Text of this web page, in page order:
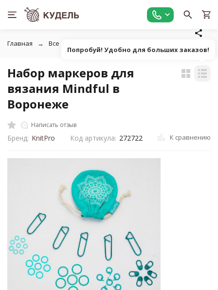
Главная Все для вязания
Набор маркеров для
вязания Mindful в
Воронеже
Написать отзыв
Бренд: KnitPro Код артикула: 272722 К сравнению
Попробуй! Удобно для больших заказов!